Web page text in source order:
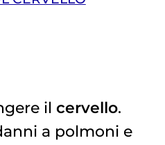
il cervello.
a polmoni e